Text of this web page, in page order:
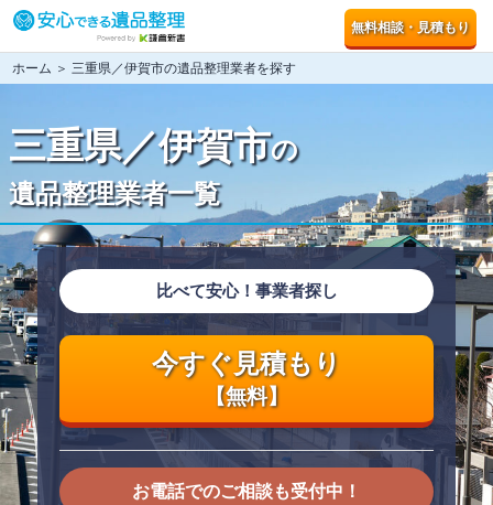
無料相談・見積もり
ホーム ＞ 三重県／伊賀市の遺品整理業者を探す
三重県／伊賀市の
遺品整理業者一覧
比べて安心！事業者探し
今すぐ見積もり
【無料】
お電話でのご相談も受付中！